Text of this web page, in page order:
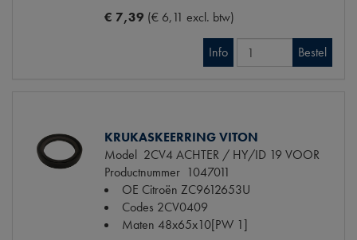
€ 7,39 (€ 6,11 excl. btw)
Info Bestel
KRUKASKEERRING VITON
Model 2CV4 ACHTER / HY/ID 19 VOOR
Productnummer 1047011
OE Citroën ZC9612653U
Codes 2CV0409
Maten 48x65x10[PW 1]